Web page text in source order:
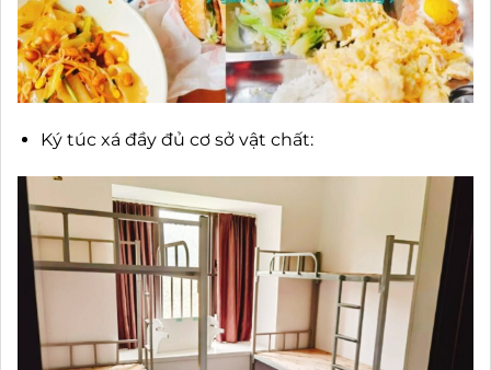
Ký túc xá đầy đủ cơ sở vật chất: